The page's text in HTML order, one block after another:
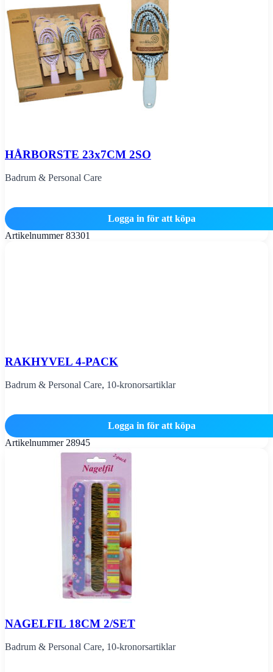
HÅRBORSTE 23x7CM 2SO
Badrum & Personal Care
Logga in för att köpa
Artikelnummer83301
RAKHYVEL 4-PACK
Badrum & Personal Care, 10-kronorsartiklar
Logga in för att köpa
Artikelnummer 28945
NAGELFIL 18CM 2/SET
Badrum & Personal Care, 10-kronorsartiklar